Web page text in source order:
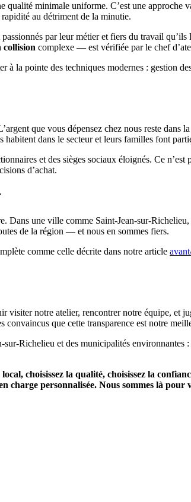
minimale uniforme. C’est une approche
au détriment de la minutie.
passionnés par leur métier et fiers du travail
collision complexe — est vérifiée par le chef
la pointe des techniques modernes : gestion
que vous dépensez chez nous reste dans
dans le secteur et leurs familles font
et des sièges sociaux éloignés. Ce
d’achat.
une ville comme Saint-Jean-sur-Richelieu,
de la région — et nous en sommes fiers.
comme celle décrite dans notre article
notre atelier, rencontrer notre équipe, et
que cette transparence est notre
sur-Richelieu et des municipalités
choisissez la qualité, choisissez la
charge personnalisée. Nous sommes là